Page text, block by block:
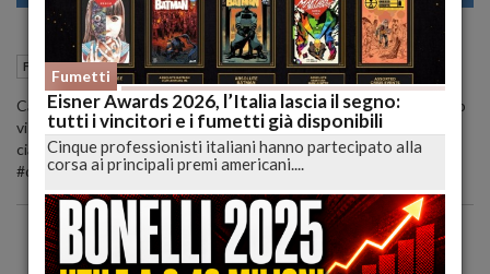
Fumetti Alba Adriatica (TE) 05 Febbraio 2022 14:39
Cari Lettori, solo un piccolo modo di portarvi con me al mare. Spero
vi piaccia e vi piacciano le mie letture. Ci leggiamo nei commenti,
ciao Belli!!!! #irl #fumetti #fumetto #lucadeejay #dylandog
#dampyr #bredbaron #
Fumetti
Eisner Awards 2026, l’Italia lascia il segno:
tutti i vincitori e i fumetti già disponibili
Cinque professionisti italiani hanno partecipato alla
corsa ai principali premi americani....